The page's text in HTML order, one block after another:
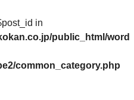
in
public_html/word
common_category.php